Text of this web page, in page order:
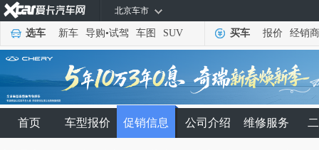
北京车市
选车 新车 导购•试驾 车图 SUV 买车 报价 经销商
首页 车型报价 促销信息 公司介绍 维修服务